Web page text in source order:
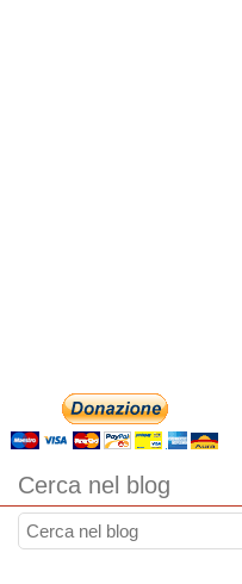
Cerca nel blog